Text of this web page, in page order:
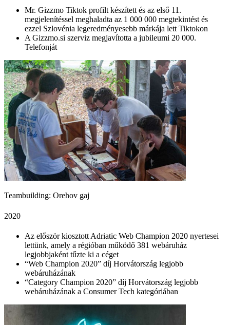
Mr. Gizzmo Tiktok profilt készített és az első 11.
megjelenítéssel meghaladta az 1 000 000 megtekintést és
ezzel Szlovénia legeredményesebb márkája lett Tiktokon
A Gizzmo.si szerviz megjavította a jubileumi 20 000.
Telefonját
Teambuilding: Orehov gaj
2020
Az először kiosztott Adriatic Web Champion 2020 nyertesei
lettünk, amely a régióban működő 381 webáruház
legjobbjaként tűzte ki a céget
“Web Champion 2020” díj Horvátország legjobb
webáruházának
“Category Champion 2020” díj Horvátország legjobb
webáruházának a Consumer Tech kategóriában